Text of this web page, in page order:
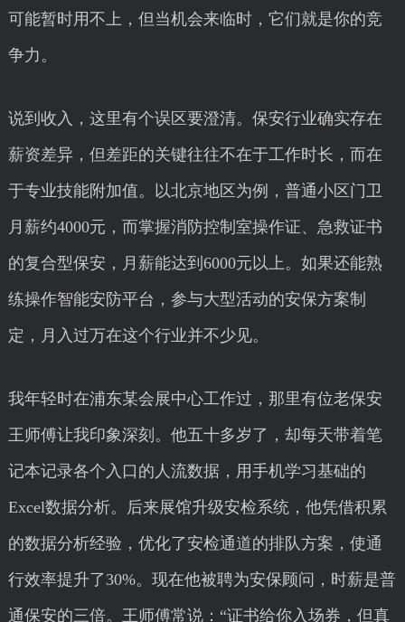
可能暂时用不上，但当机会来临时，它们就是你的竞
争力。
说到收入，这里有个误区要澄清。保安行业确实存在
薪资差异，但差距的关键往往不在于工作时长，而在
于专业技能附加值。以北京地区为例，普通小区门卫
月薪约4000元，而掌握消防控制室操作证、急救证书
的复合型保安，月薪能达到6000元以上。如果还能熟
练操作智能安防平台，参与大型活动的安保方案制
定，月入过万在这个行业并不少见。
我年轻时在浦东某会展中心工作过，那里有位老保安
王师傅让我印象深刻。他五十多岁了，却每天带着笔
记本记录各个入口的人流数据，用手机学习基础的
Excel数据分析。后来展馆升级安检系统，他凭借积累
的数据分析经验，优化了安检通道的排队方案，使通
行效率提升了30%。现在他被聘为安保顾问，时薪是普
通保安的三倍。王师傅常说：“证书给你入场券，但真